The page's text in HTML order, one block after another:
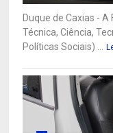
Duque de Caxias -
Técnica, Ciência,
Políticas Sociais) ...